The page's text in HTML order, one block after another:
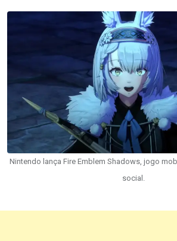
Nintendo lança Fire Emblem Shadows, jogo
social.